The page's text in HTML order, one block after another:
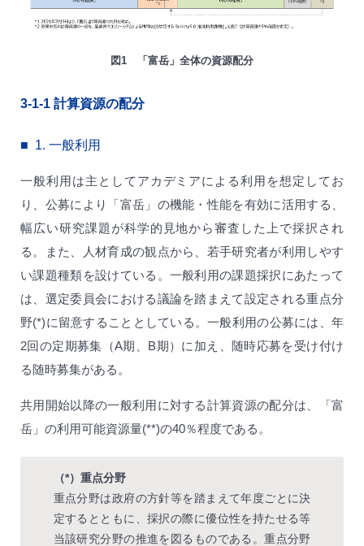
図1 「富岳」全体の資源配分
3-1-1 計算資源の配分
1. 一般利用
一般利用は主としてアカデミアによる利用を想定してお
り、公募により「富岳」の機能・性能を有効に活用する、
幅広い研究課題が科学的見地から審査した上で採択され
る。また、人材育成の観点から、若手研究者が利用しやす
い課題種類を設けている。一般利用の課題採択にあたって
は、選定委員会における議論を踏まえて設定される重点分
野(*)に留意することとしている。一般利用の公募には、年
2回の定期募集（A期、B期）に加え、随時応募を受け付け
る随時募集がある。
共用開始以降の一般利用に対する計算資源の配分は、「富
岳」の利用可能資源量(**)の40％程度である。
（*）重点分野
重点分野は政府の方針等を踏まえて年度ごとに決
定するとともに、採択の際に優位性を持たせる等
当該研究分野の推進を図るものである。重点分野